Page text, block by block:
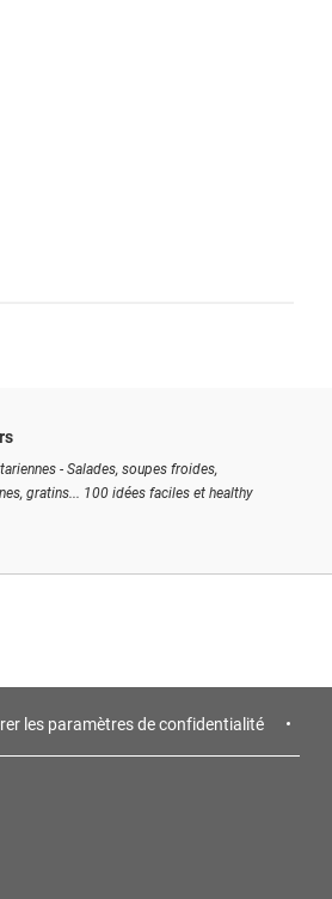
- Salades, soupes froides,
gratins... 100 idées faciles et healthy
les paramètres de confidentialité